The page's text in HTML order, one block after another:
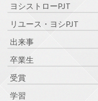
ヨシストローPJT
リユース・ヨシPJT
出来事
卒業生
受賞
学習